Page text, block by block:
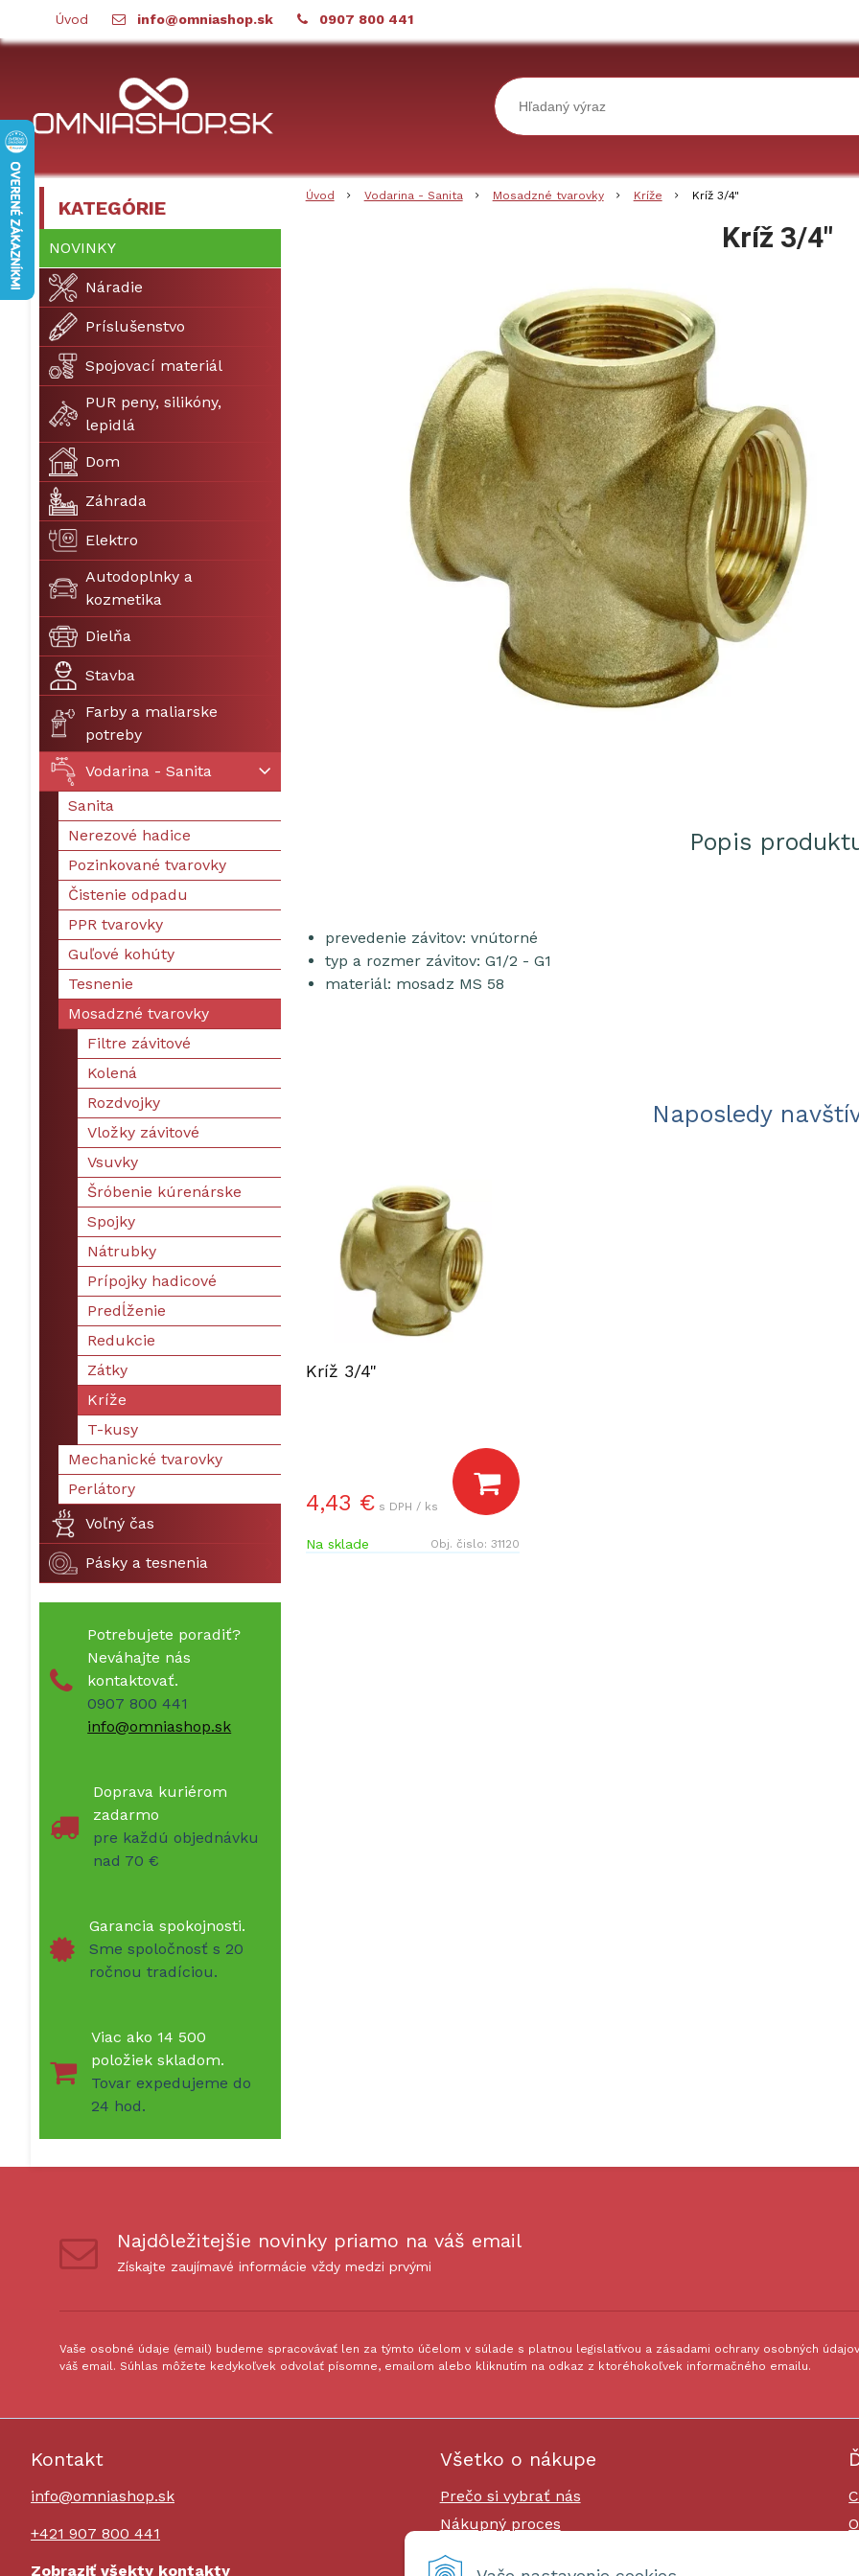
Úvod info@omniashop.sk 0907 800 441
Úvod Vodarina - Sanita Mosadzné tvarovky Kríže Kríž 3/4"
Kríž 3/4"
Popis
prevedenie závitov: vnútorné
typ a rozmer závitov: G1/2 - G1
materiál: mosadz MS 58
Naposledy
Kríž 3/4"
4,43 € s DPH / ks
Na sklade Obj. čislo:31120
KATEGÓRIE
NOVINKY
Náradie
Príslušenstvo
Spojovací materiál
PUR peny, silikóny,
lepidlá
Dom
Záhrada
Elektro
Autodoplnky a
kozmetika
Dielňa
Stavba
Farby a maliarske
potreby
Vodarina - Sanita
Sanita
Nerezové hadice
Pozinkované tvarovky
Čistenie odpadu
PPR tvarovky
Guľové kohúty
Tesnenie
Mosadzné tvarovky
Filtre závitové
Kolená
Rozdvojky
Vložky závitové
Vsuvky
Šróbenie kúrenárske
Spojky
Nátrubky
Prípojky hadicové
Predĺženie
Redukcie
Zátky
Kríže
T-kusy
Mechanické tvarovky
Perlátory
Voľný čas
Pásky a tesnenia
Potrebujete poradiť?
Neváhajte nás
kontaktovať.
0907 800 441
info@omniashop.sk
Doprava kuriérom
zadarmo
pre každú objednávku
nad 70 €
Garancia spokojnosti.
Sme spoločnosť s 20
ročnou tradíciou.
Viac ako 14 500
položiek skladom.
Tovar expedujeme do
24 hod.
Najdôležitejšie novinky priamo na váš email
Získajte zaujímavé informácie vždy medzi prvými
Vaše osobné údaje (email) budeme spracovávať len za týmto účelom v súlade s platnou legislatívou a zásadami ochrany osobných
váš email. Súhlas môžete kedykoľvek odvolať písomne, emailom alebo kliknutím na odkaz z ktoréhokoľvek informačného emailu.
Kontakt
info@omniashop.sk
+421 907 800 441
Zobraziť všekty kontakty
Všetko o nákupe
Prečo si vybrať nás
Nákupný proces
Platby a doprava